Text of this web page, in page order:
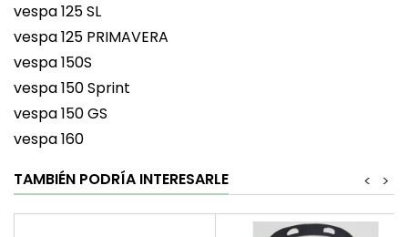
vespa 125 SL
vespa 125 PRIMAVERA
vespa 150S
vespa 150 Sprint
vespa 150 GS
vespa 160
TAMBIÉN PODRÍA INTERESARLE
>
<